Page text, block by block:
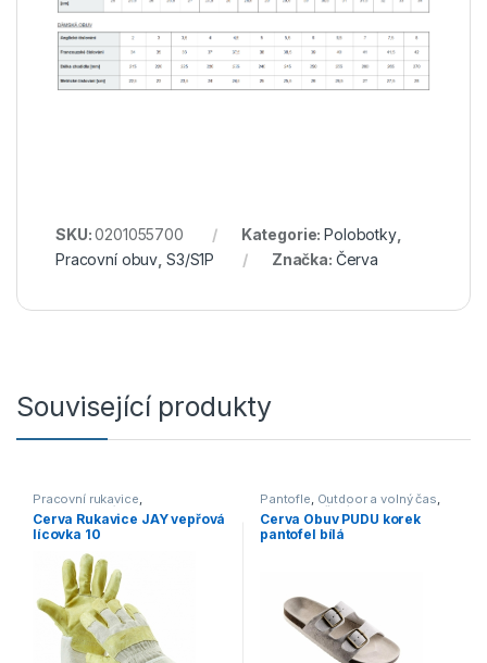
SKU:0201055700 Kategorie:Polobotky,
Pracovní obuv S3/S1P Značka: Červa
Související produkty
Pracovní rukavice,
Kombinované
Cerva Rukavice JAY vepřová
lícovka 10
Pantofle, Outdoor a volný čas,
Obuv Otevřená obuv
Cerva Obuv PUDU korek
pantofel bílá